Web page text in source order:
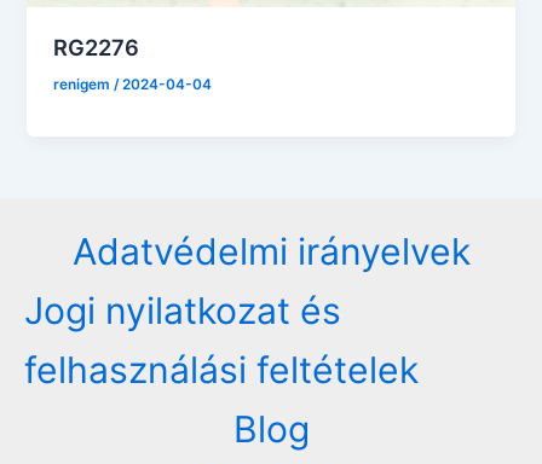
RG2276
renigem/2024-04-04
Adatvédelmi irányelvek
Jogi nyilatkozat és
felhasználási feltételek
Blog